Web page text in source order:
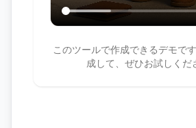
このツールで作成できるデモで
成して、ぜひお試しくだ